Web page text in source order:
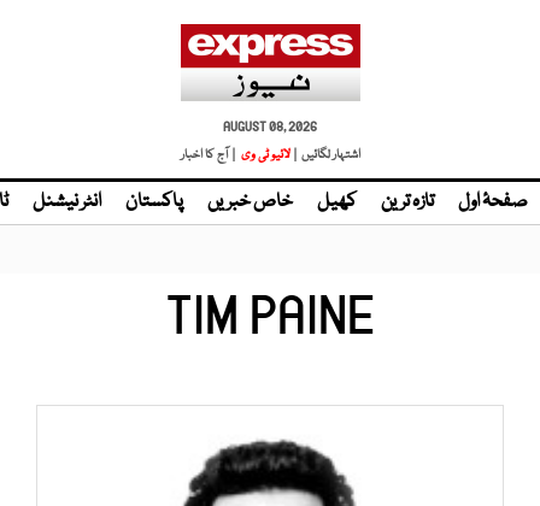
AUGUST 08, 2026
اشتہار لگائیں | لائیو ٹی وی | آج کا اخبار
صفحۂ اول تازہ ترین کھیل خاص خبریں پاکستان انٹر نیشنل
TIM PAINE